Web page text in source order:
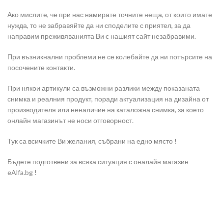
Ако мислите, че при нас намирате точните неща, от които имате
нужда, то не забравяйте да ни споделите с приятел, за да
направим преживяванията Ви с нашият сайт незабравими.
При възникнални проблеми не се колебайте да ни потърсите на
посочените контакти.
При някои артикули са възможни разлики между показаната
снимка и реалния продукт, поради актуализация на дизайна от
производителя или неналичие на каталожна снимка, за което
онлайн магазинът не носи отговорност.
Тук са всичките Ви желания, събрани на едно място !
Бъдете подготвени за всяка ситуация с оналайн магазин
eAlfa.bg !